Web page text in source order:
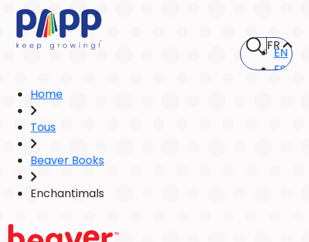
FREN
ES
Home
Tous
Beaver Books
Enchantimals